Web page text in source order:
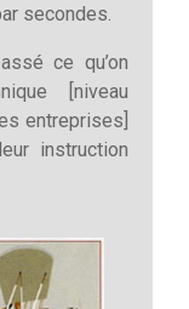
secondes.
ce qu’on
[niveau
entreprises]
instruction